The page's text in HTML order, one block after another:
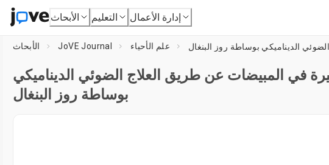
الأبحاث التعليم إدارة الأعمال
الأبحاث JoVE Journal علم الأحياء
في المبيضات عن طريق العلاج الضوئي الديناميكي
بوساطة روز البنغال